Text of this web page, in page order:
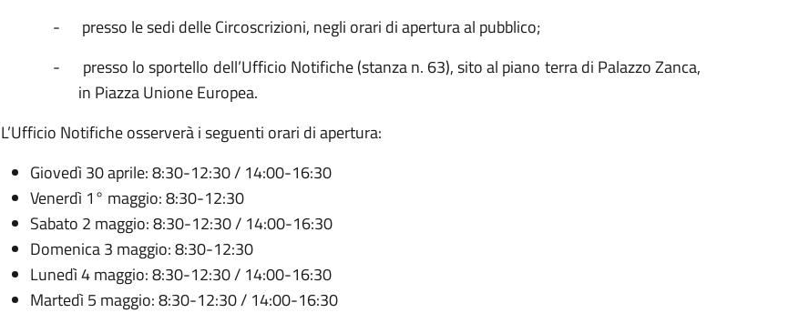
-
presso le sedi delle Circoscrizioni, negli orari di apertura al pubblico;
-
presso lo sportello dell’Ufficio Notifiche (stanza n. 63), sito al piano terra di Palazzo Zanca,
in Piazza Unione Europea.
L’Ufficio Notifiche osserverà i seguenti orari di apertura:
Giovedì 30 aprile: 8:30-12:30 / 14:00-16:30
Venerdì 1° maggio: 8:30-12:30
Sabato 2 maggio: 8:30-12:30 / 14:00-16:30
Domenica 3 maggio: 8:30-12:30
Lunedì 4 maggio: 8:30-12:30 / 14:00-16:30
Martedì 5 maggio: 8:30-12:30 / 14:00-16:30